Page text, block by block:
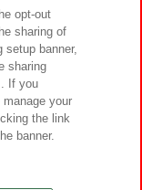
問・お問い合わせ
opt-out
sharing of
setup banner,
sharing
If you
your
the link
banner.